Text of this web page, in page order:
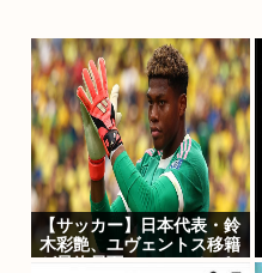
【サッカー】日本代表・鈴
木彩艶、ユヴェントス移籍